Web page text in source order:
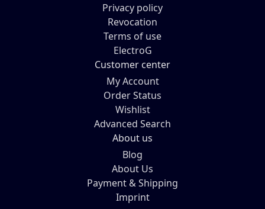
Privacy policy
Revocation
Terms of use
ElectroG
Customer center
My Account
Order Status
Wishlist
Advanced Search
About us
Blog
About Us
Payment & Shipping
Imprint